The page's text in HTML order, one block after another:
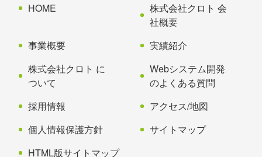
HOME
株式会社クロト 会
社概要
事業概要
実績紹介
株式会社クロト に
ついて
Webシステム開発
のよくある質問
採用情報
アクセス/地図
個人情報保護方針
サイトマップ
HTML版サイトマップ